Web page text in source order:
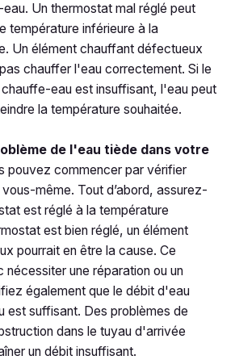
Un thermostat mal réglé peut
température inférieure à la
Un élément chauffant défectueux
chauffer l'eau correctement. Si le
eau est insuffisant, l'eau peut
la température souhaitée.
de l'eau tiède dans votre
pouvez commencer par vérifier
même. Tout d’abord, assurez-
est réglé à la température
est bien réglé, un élément
pourrait en être la cause. Ce
nécessiter une réparation ou un
également que le débit d'eau
est suffisant. Des problèmes de
dans le tuyau d'arrivée
un débit insuffisant.